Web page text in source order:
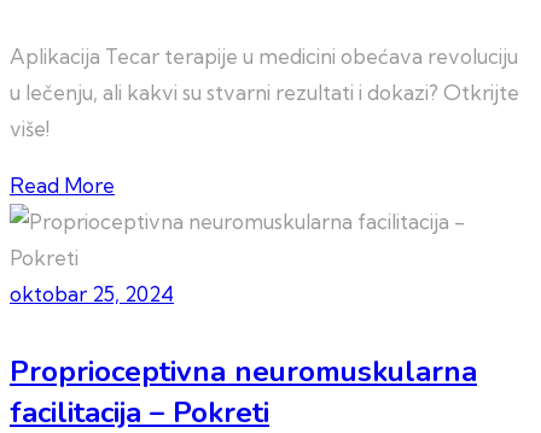
Aplikacija Tecar terapije u medicini obećava revoluciju
u lečenju, ali kakvi su stvarni rezultati i dokazi? Otkrijte
više!
Read More
oktobar 25, 2024
Proprioceptivna neuromuskularna
facilitacija – Pokreti